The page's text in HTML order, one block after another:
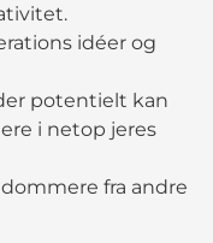
idéer og
potentielt kan
i netop jeres
fra andre